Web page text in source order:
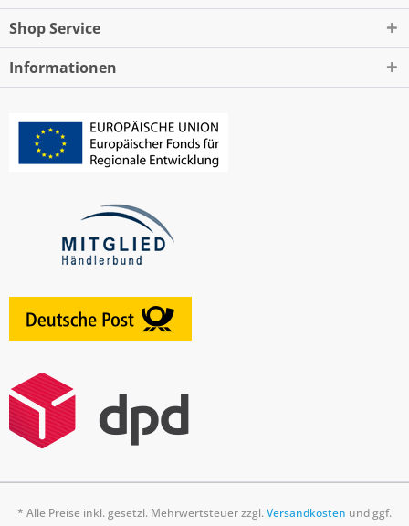
Shop Service
Informationen
* Alle Preise inkl. gesetzl. Mehrwertsteuer zzgl.Versandkosten und ggf.